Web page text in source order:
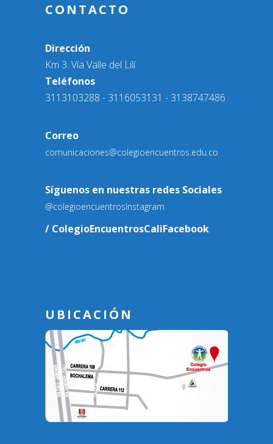
CONTACTO
Dirección
Km 3. Vía Valle del Lilí
Teléfonos
3113103288 - 3116053131 - 3138747486
Correo
comunicaciones@colegioencuentros.edu.co
Síguenos en nuestras redes Sociales
@colegioencuentrosInstagram
/ ColegioEncuentrosCaliFacebook
UBICACIÓN